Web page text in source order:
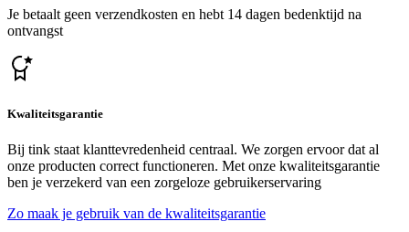
Je betaalt geen verzendkosten en hebt 14 dagen bedenktijd na
ontvangst
Kwaliteitsgarantie
Bij tink staat klanttevredenheid centraal. We zorgen ervoor dat al
onze producten correct functioneren. Met onze kwaliteitsgarantie
ben je verzekerd van een zorgeloze gebruikerservaring
Zo maak je gebruik van de kwaliteitsgarantie